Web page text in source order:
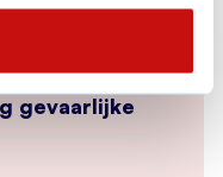
gevaarlijke